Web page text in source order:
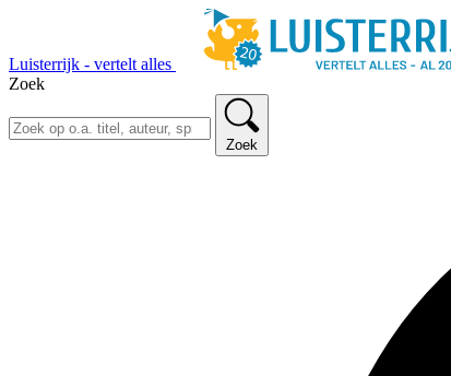
Luisterrijk - vertelt alles
Zoek
Zoek